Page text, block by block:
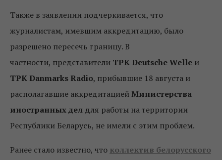
Также в заявлении подчеркивается, что
журналистам, имевшим аккредитацию, было
разрешено пересечь границу. В
частности, представители ТРК Deutsche Welle и
ТРК Danmarks Radio, прибывшие 18 августа и
располагавшие аккредитациейМинистерства
иностранных дел для работы на территории
Республики Беларусь, не имели с этим проблем.
Ранее стало известно, что коллектив белорусского